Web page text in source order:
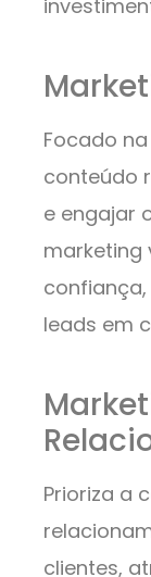
Focado
conteúdo
e engajar
marketing
leads em
Prioriza a
clientes,